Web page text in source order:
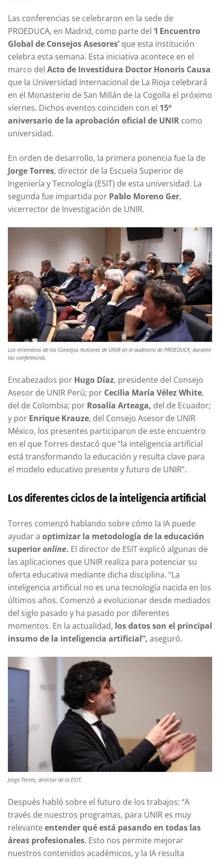
Las conferencias se celebraron en la sede de
PROEDUCA, en Madrid, como parte del ‘I Encuentro
Global de Consejos Asesores’que esta institución
celebra esta semana. Esta iniciativa acontece en el
marco del Acto de Investidura Doctor Honoris Causa
que la Universidad Internacional de La Rioja celebrará
en el Monasterio de San Millán de la Cogolla el próximo
viernes. Dichos eventos coinciden con el 15º
aniversario de la aprobación oficial de UNIR como
universidad.
En orden de desarrollo, la primera ponencia fue la de
Jorge Torres, director de la Escuela Superior de
Ingeniería y Tecnología (ESIT) de esta universidad. La
segunda fue impartida por Pablo Moreno Ger,
vicerrector de Investigación de UNIR.
Los miembros de los Consejos Asesores de UNIR en el auditorio de PROEDUCA, durante
las conferencias.
Encabezados por Hugo Díaz, presidente del Consejo
Asesor de UNIR Perú; por Cecilia María Vélez White,
del de Colombia; por Rosalía Arteaga, del de Ecuador;
y por Enrique Krauze, del Consejo Asesor de UNIR
México, los presentes participaron de este encuentro
en el que Torres destacó que “la inteligencia artificial
está transformando la educación y resulta clave para
el modelo educativo presente y futuro de UNIR”.
Los diferentes ciclos de la inteligencia artificial
Torres comenzó hablando sobre cómo la IA puede
ayudar a optimizar la metodología de la educación
superioronline. El director de ESIT explicó algunas de
las aplicaciones que UNIR realiza para potenciar su
oferta educativa mediante dicha disciplina. “La
inteligencia artificial no es una tecnología nacida en los
últimos años. Comenzó a evolucionar desde mediados
del siglo pasado y ha pasado por diferentes
momentos. En la actualidad, los datos son el principal
insumo de la inteligencia artificial”, aseguró.
Jorge Torres, director de la ESIT.
Después habló sobre el futuro de los trabajos: “A
través de nuestros programas, para UNIR es muy
relevanteentender qué está pasando en todas las
áreas profesionales. Esto nos permite mejorar
nuestros contenidos académicos, y la IA resulta